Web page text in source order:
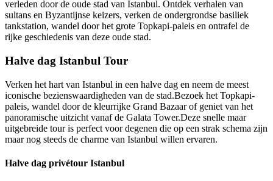
verleden door de oude stad van Istanbul. Ontdek verhalen van
sultans en Byzantijnse keizers, verken de ondergrondse basiliek
tankstation, wandel door het grote Topkapi-paleis en ontrafel de
rijke geschiedenis van deze oude stad.
Halve dag Istanbul Tour
Verken het hart van Istanbul in een halve dag en neem de meest
iconische bezienswaardigheden van de stad.Bezoek het Topkapi-
paleis, wandel door de kleurrijke Grand Bazaar of geniet van het
panoramische uitzicht vanaf de Galata Tower.Deze snelle maar
uitgebreide tour is perfect voor degenen die op een strak schema zijn
maar nog steeds de charme van Istanbul willen ervaren.
Halve dag privétour Istanbul